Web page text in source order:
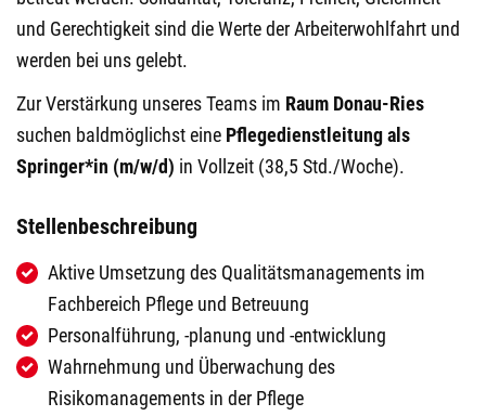
und Gerechtigkeit sind die Werte der Arbeiterwohlfahrt und
werden bei uns gelebt.
Zur Verstärkung unseres Teams im Raum Donau-Ries
suchen baldmöglichst eine Pflegedienstleitung als
Springer*in (m/w/d) in Vollzeit (38,5 Std./Woche).
Stellenbeschreibung
Aktive Umsetzung des Qualitätsmanagements im
Fachbereich Pflege und Betreuung
Personalführung, -planung und -entwicklung
Wahrnehmung und Überwachung des
Risikomanagements in der Pflege